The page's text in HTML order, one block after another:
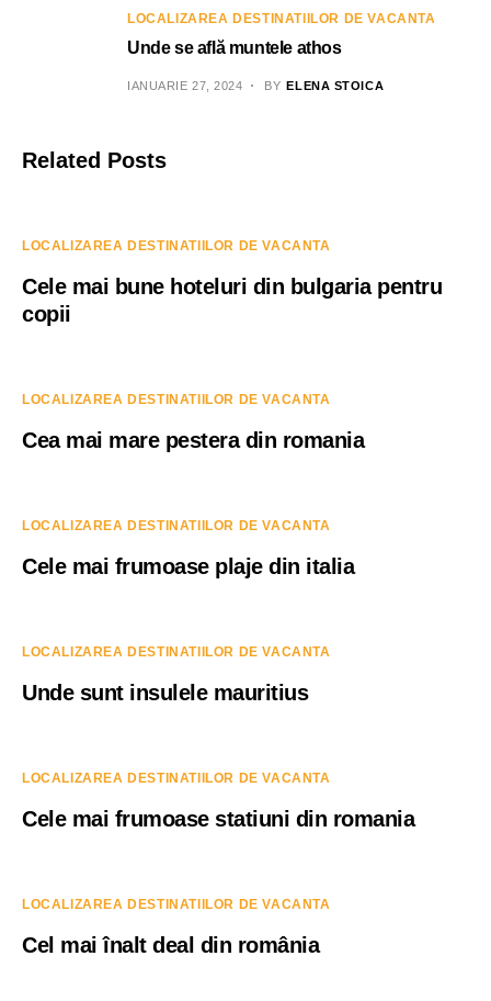
LOCALIZAREA DESTINATIILOR DE VACANTA
Unde se află muntele athos
IANUARIE 27, 2024 BY ELENA STOICA
Related Posts
LOCALIZAREA DESTINATIILOR DE VACANTA
Cele mai bune hoteluri din bulgaria pentru
copii
LOCALIZAREA DESTINATIILOR DE VACANTA
Cea mai mare pestera din romania
LOCALIZAREA DESTINATIILOR DE VACANTA
Cele mai frumoase plaje din italia
LOCALIZAREA DESTINATIILOR DE VACANTA
Unde sunt insulele mauritius
LOCALIZAREA DESTINATIILOR DE VACANTA
Cele mai frumoase statiuni din romania
LOCALIZAREA DESTINATIILOR DE VACANTA
Cel mai înalt deal din românia